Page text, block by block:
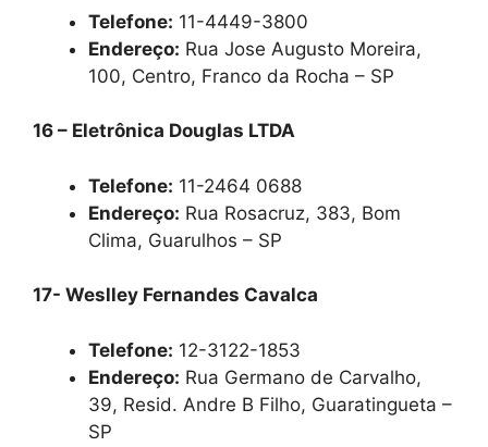
Telefone: 11-4449-3800
Endereço: Rua Jose Augusto Moreira,
100, Centro, Franco da Rocha – SP
16 – Eletrônica Douglas LTDA
Telefone: 11-2464 0688
Endereço: Rua Rosacruz, 383, Bom
Clima, Guarulhos – SP
17- Weslley Fernandes Cavalca
Telefone: 12-3122-1853
Endereço: Rua Germano de Carvalho,
39, Resid. Andre B Filho, Guaratingueta –
SP